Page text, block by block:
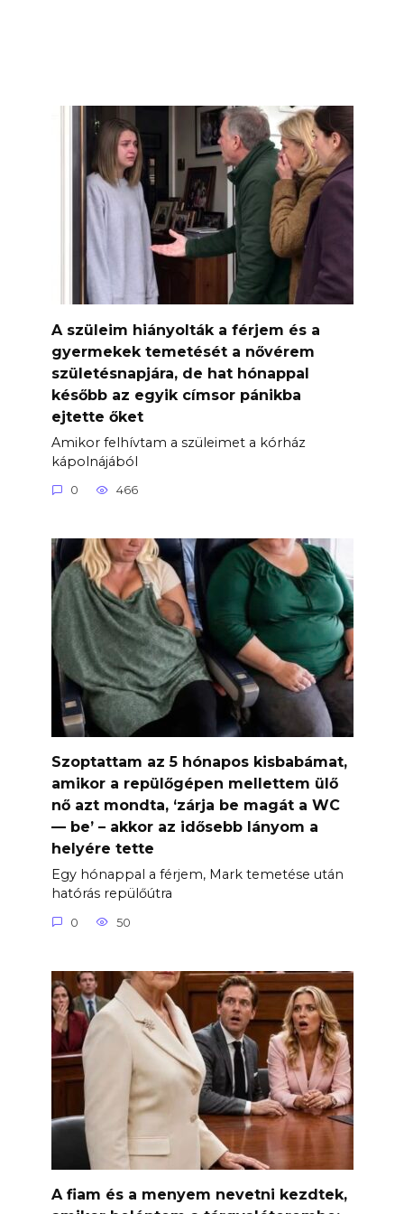
A szüleim hiányolták a férjem és a
gyermekek temetését a nővérem
születésnapjára, de hat hónappal
később az egyik címsor pánikba
ejtette őket
Amikor felhívtam a szüleimet a kórház
kápolnájából
0 466
Szoptattam az 5 hónapos kisbabámat,
amikor a repülőgépen mellettem ülő
nő azt mondta, ‘zárja be magát a WC
— be’ – akkor az idősebb lányom a
helyére tette
Egy hónappal a férjem, Mark temetése után
hatórás repülőútra
0 50
A fiam és a menyem nevetni kezdtek,